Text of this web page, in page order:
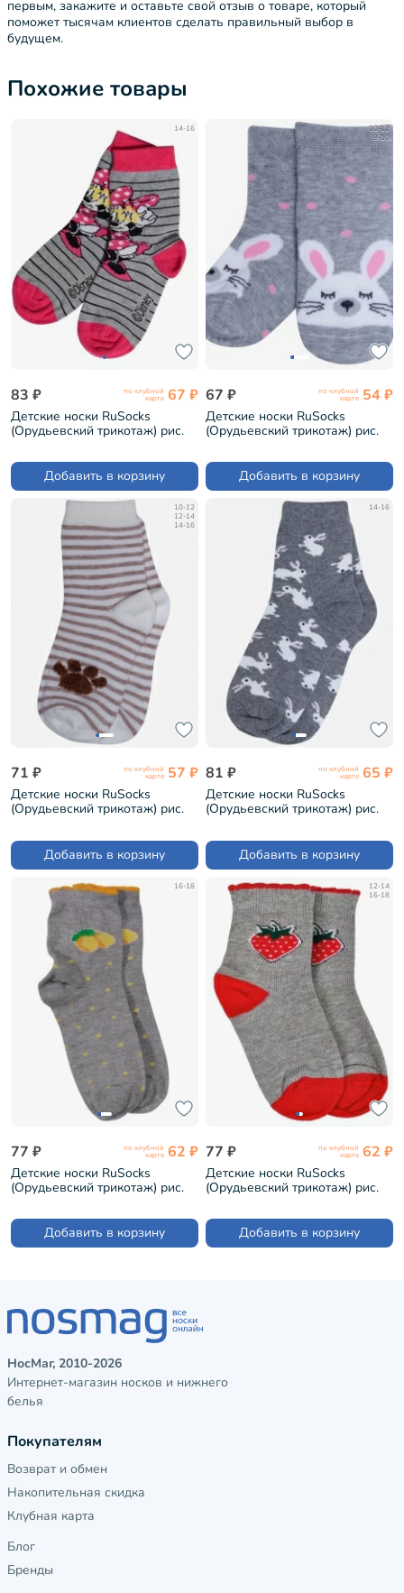
первым, закажите и оставьте свой отзыв о товаре, который
поможет тысячам клиентов сделать правильный выбор в
будущем.
Похожие товары
14-16
83 ₽ по клубной
карте 67 ₽
Детские носки RuSocks
(Орудьевский трикотаж) рис.
Добавить в корзину
10-12
9-10
67 ₽ по клубной
карте 54 ₽
Детские носки RuSocks
(Орудьевский трикотаж) рис.
Добавить в корзину
10-12
12-14
14-16
71 ₽ по клубной
карте 57 ₽
Детские носки RuSocks
(Орудьевский трикотаж) рис.
Добавить в корзину
14-16
81 ₽ по клубной
карте 65 ₽
Детские носки RuSocks
(Орудьевский трикотаж) рис.
Добавить в корзину
16-18
77 ₽ по клубной
карте 62 ₽
Детские носки RuSocks
(Орудьевский трикотаж) рис.
Добавить в корзину
12-14
16-18
77 ₽ по клубной
карте 62 ₽
Детские носки RuSocks
(Орудьевский трикотаж) рис.
Добавить в корзину
НосМаг, 2010-2026
Интернет-магазин носков и нижнего
белья
Покупателям
Возврат и обмен
Накопительная скидка
Клубная карта
Блог
Бренды